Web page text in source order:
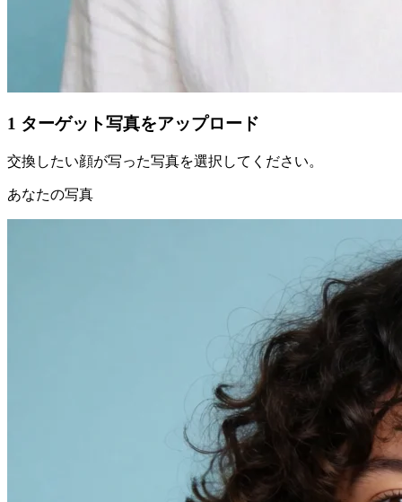
1 ターゲット写真をアップロード
交換したい顔が写った写真を選択してください。
あなたの写真